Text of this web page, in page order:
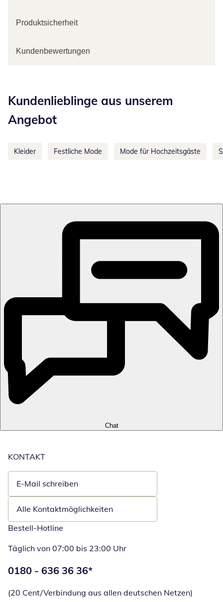
Produktsicherheit
Kundenbewertungen
Kundenlieblinge aus unserem
Angebot
Kleider Festliche Mode Mode für Hochzeitsgäste
Chat
KONTAKT
E-Mail schreiben
Öffnet E-Mail-Client
Alle Kontaktmöglichkeiten
Bestell-Hotline
Täglich von 07:00 bis 23:00 Uhr
Telefonnummer:
0180 - 636 36 36*
(20 Cent/Verbindung aus allen deutschen Netzen)